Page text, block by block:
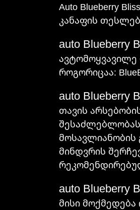
Auto Blueberry
კანაფის
auto Blueberry
ავტომოყვავილე
როგორიცაა:
auto Blueberry
თავის
მოსავლიანობის
მინდვრის
auto
მისი